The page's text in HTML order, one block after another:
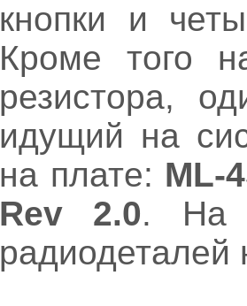
кнопки и
Кроме того
резистора,
идущий на
на плате: ML-
Rev 2.0. На
радиодеталей